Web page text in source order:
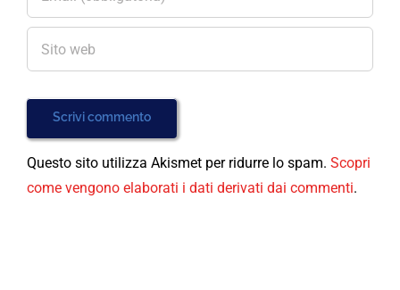
Questo sito utilizza Akismet per ridurre lo spam. Scopri
come vengono elaborati i dati derivati dai commenti.